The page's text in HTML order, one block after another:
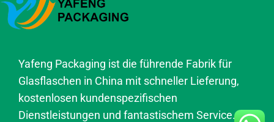
Yafeng Packaging ist die führende Fabrik für
Glasflaschen in China mit schneller Lieferung,
kostenlosen kundenspezifischen
Dienstleistungen und fantastischem Service.